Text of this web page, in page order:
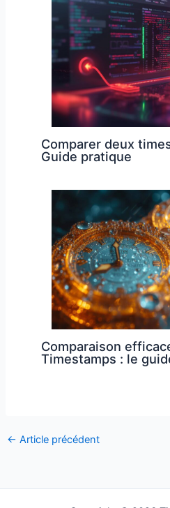
Comparer deux
Guide pratique
Comparaison
Timestamps : le
← Article précédent